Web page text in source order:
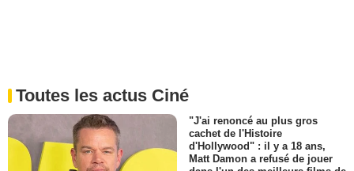
Toutes les actus Ciné
"J'ai renoncé au plus gros
cachet de l'Histoire
d'Hollywood" : il y a 18 ans,
Matt Damon a refusé de jouer